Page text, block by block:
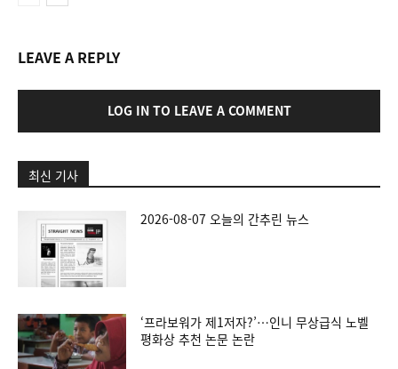
LEAVE A REPLY
LOG IN TO LEAVE A COMMENT
최신 기사
2026-08-07 오늘의 간추린 뉴스
‘프라보워가 제1저자?’…인니 무상급식 노벨
평화상 추천 논문 논란